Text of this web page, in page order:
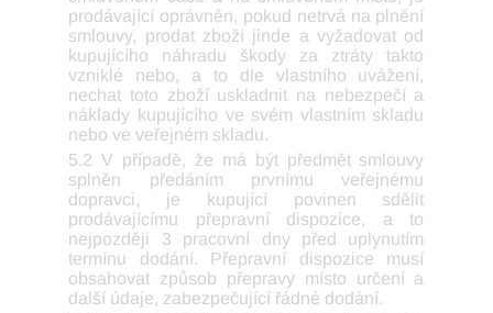
prodávající oprávněn, pokud netrvá na plnění
smlouvy, prodat zboží jinde a vyžadovat od
kupujícího náhradu škody za ztráty takto
vzniklé nebo, a to dle vlastního uvážení,
nechat toto zboží uskladnit na nebezpečí a
náklady kupujícího ve svém vlastním skladu
nebo ve veřejném skladu.
5.2 V případě, že má být předmět smlouvy
splněn předáním prvnímu veřejnému
dopravci, je kupující povinen sdělit
prodávajícímu přepravní dispozice, a to
nejpozději 3 pracovní dny před uplynutím
termínu dodání. Přepravní dispozice musí
obsahovat způsob přepravy místo určení a
další údaje, zabezpečující řádné dodání.